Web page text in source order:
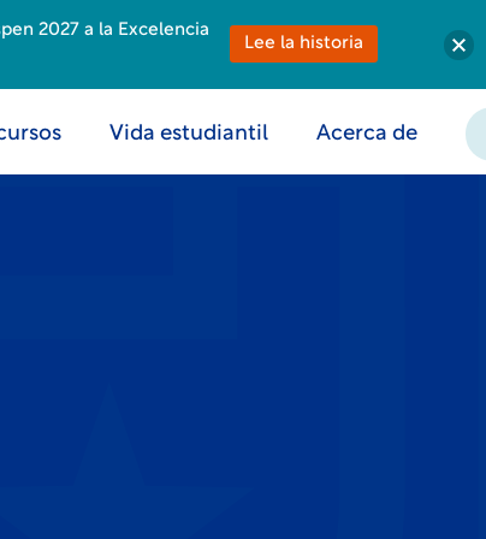
Vida estudiantil Acerca de
2027 a la Excelencia
Lee la historia